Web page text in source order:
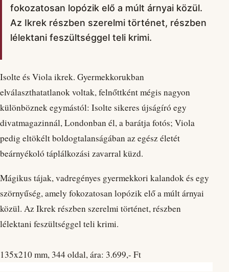
fokozatosan lopózik elő a múlt árnyai közül.
Az Ikrek részben szerelmi történet, részben
lélektani feszültséggel teli krimi.
Isolte és Viola ikrek. Gyermekkorukban
elválaszthatatlanok voltak, felnőttként mégis nagyon
különböznek egymástól: Isolte sikeres újságíró egy
divatmagazinnál, Londonban él, a barátja fotós; Viola
pedig eltökélt boldogtalanságában az egész életét
beárnyékoló táplálkozási zavarral küzd.
Mágikus tájak, vadregényes gyermekkori kalandok és egy
szörnyűség, amely fokozatosan lopózik elő a múlt árnyai
közül. Az Ikrek részben szerelmi történet, részben
lélektani feszültséggel teli krimi.
135x210 mm, 344 oldal, ára: 3.699,- Ft